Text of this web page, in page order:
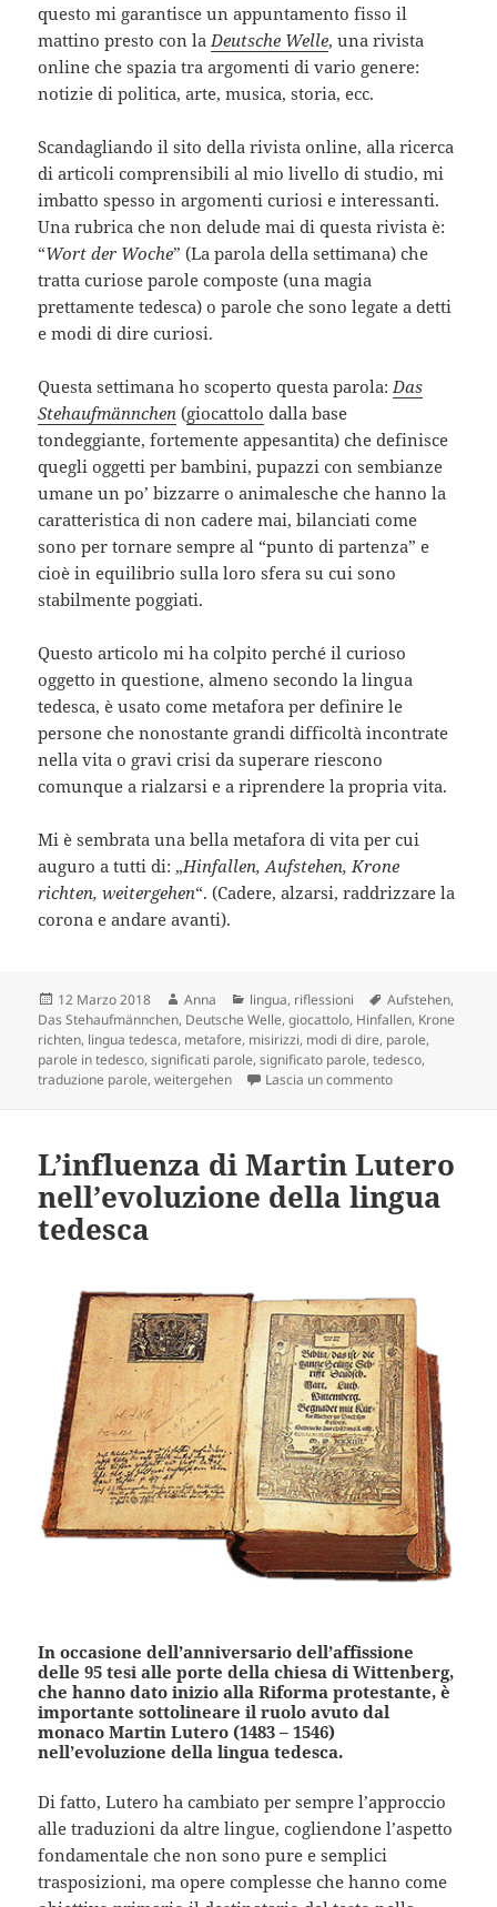
questo mi garantisce un appuntamento fisso il
mattino presto con laDeutsche Welle, una rivista
online che spazia tra argomenti di vario genere:
notizie di politica, arte, musica, storia, ecc.
Scandagliando il sito della rivista online, alla ricerca
di articoli comprensibili al mio livello di studio, mi
imbatto spesso in argomenti curiosi e interessanti.
Una rubrica che non delude mai di questa rivista è:
“Wort der Woche” (La parola della settimana) che
tratta curiose parole composte (una magia
prettamente tedesca) o parole che sono legate a detti
e modi di dire curiosi.
Questa settimana ho scoperto questa parola:Das
Stehaufmännchen (giocattolo dalla base
tondeggiante, fortemente appesantita) che definisce
quegli oggetti per bambini, pupazzi con sembianze
umane un po’ bizzarre o animalesche che hanno la
caratteristica di non cadere mai, bilanciati come
sono per tornare sempre al “punto di partenza” e
cioè in equilibrio sulla loro sfera su cui sono
stabilmente poggiati.
Questo articolo mi ha colpito perché il curioso
oggetto in questione, almeno secondo la lingua
tedesca, è usato come metafora per definire le
persone che nonostante grandi difficoltà incontrate
nella vita o gravi crisi da superare riescono
comunque a rialzarsi e a riprendere la propria vita.
Mi è sembrata una bella metafora di vita per cui
auguro a tutti di: „Hinfallen, Aufstehen, Krone
richten, weitergehen“. (Cadere, alzarsi, raddrizzare la
corona e andare avanti).
Scritto
il
12 Marzo 2018 Autore
Anna Categorie
lingua, riflessioni Tag
Aufstehen,
Das Stehaufmännchen, Deutsche Welle,giocattolo, Hinfallen, Krone
richten, lingua tedesca, metafore, misirizzi, modi di dire, parole,
parole in tedesco,significati parole,significato parole,tedesco,
traduzione parole,weitergehen Lascia un commentosu Parole come
L’influenza di Martin Lutero
nell’evoluzione della lingua
tedesca
In occasione dell’anniversario dell’affissione
delle 95 tesi alle porte della chiesa di Wittenberg,
che hanno dato inizio alla Riforma protestante, è
importante sottolineare il ruolo avuto dal
monaco Martin Lutero (1483 – 1546)
nell’evoluzione della lingua tedesca.
Di fatto, Lutero ha cambiato per sempre l’approccio
alle traduzioni da altre lingue, cogliendone l’aspetto
fondamentale che non sono pure e semplici
trasposizioni, ma opere complesse che hanno come